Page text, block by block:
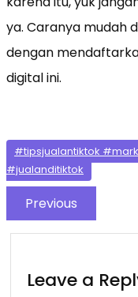
ya. Caranya mudah
dengan
digital ini.
#tipsjualantiktok
#jualanditiktok
Previous
Leave a